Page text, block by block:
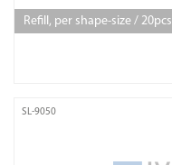
Refill, per shape-size / 20pcs
SL-9050